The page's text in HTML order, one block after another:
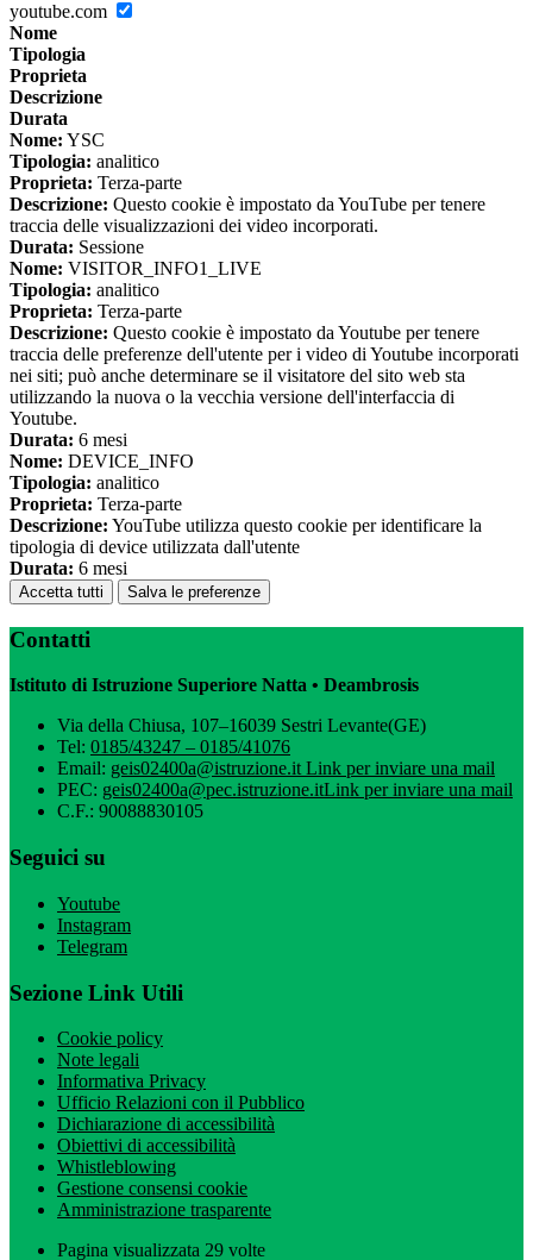
youtube.com
Nome
Tipologia
Proprieta
Descrizione
Durata
Nome: YSC
Tipologia: analitico
Proprieta: Terza-parte
Descrizione: Questo cookie è impostato da YouTube per tenere
traccia delle visualizzazioni dei video incorporati.
Durata: Sessione
Nome: VISITOR_INFO1_LIVE
Tipologia: analitico
Proprieta: Terza-parte
Descrizione: Questo cookie è impostato da Youtube per tenere
traccia delle preferenze dell'utente per i video di Youtube incorporati
nei siti; può anche determinare se il visitatore del sito web sta
utilizzando la nuova o la vecchia versione dell'interfaccia di
Youtube.
Durata: 6 mesi
Nome: DEVICE_INFO
Tipologia: analitico
Proprieta: Terza-parte
Descrizione: YouTube utilizza questo cookie per identificare la
tipologia di device utilizzata dall'utente
Durata: 6 mesi
Accetta tutti Salva le preferenze
Contatti
Istituto di Istruzione Superiore Natta • Deambrosis
Via della Chiusa, 107–16039 Sestri Levante(GE)
Tel: 0185/43247 – 0185/41076
Email: geis02400a@istruzione.itLink per inviare una mail
PEC: geis02400a@pec.istruzione.itLink per inviare una mail
C.F.: 90088830105
Seguici su
Youtube
Instagram
Telegram
Sezione Link Utili
Cookie policy
Note legali
Informativa Privacy
Ufficio Relazioni con il Pubblico
Dichiarazione di accessibilità
Obiettivi di accessibilità
Whistleblowing
Gestione consensi cookie
Amministrazione trasparente
Pagina visualizzata 29 volte